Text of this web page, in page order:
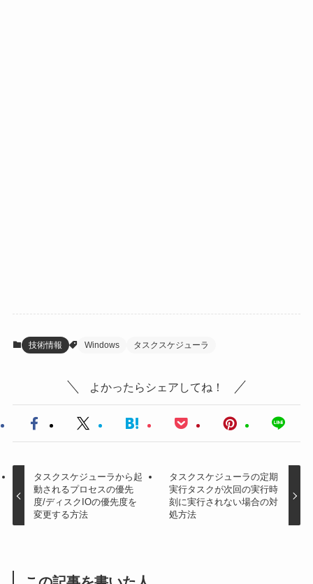
技術情報 Windows タスクスケジューラ
よかったらシェアしてね！
タスクスケジューラから起
動されるプロセスの優先
度/ディスクIOの優先度を
変更する方法
タスクスケジューラの定期
実行タスクが次回の実行時
刻に実行されない場合の対
処方法